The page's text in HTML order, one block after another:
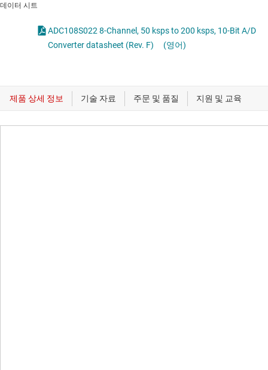
데이터 시트
ADC108S022 8-Channel, 50 ksps to 200 ksps, 10-Bit A/D
Converter datasheet (Rev. F)
(영어)